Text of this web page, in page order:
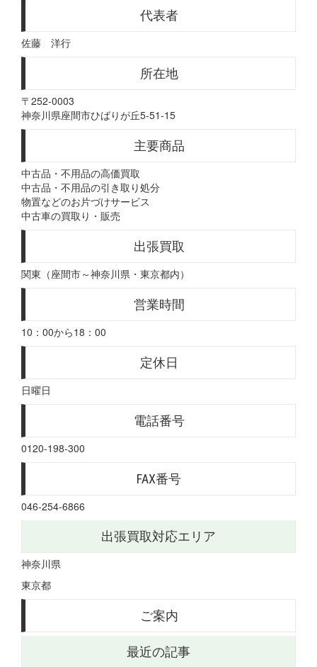
代表者
佐藤 洋行
所在地
〒252-0003
神奈川県座間市ひばりが丘5-51-15
主要商品
中古品・不用品の高価買取
中古品・不用品の引き取り処分
物置などのお片づけサービス
中古車の買取り・販売
出張買取
関東（座間市～神奈川県・東京都内）
営業時間
10：00から18：00
定休日
日曜日
電話番号
0120-198-300
FAX番号
046-254-6866
出張買取対応エリア
神奈川県
東京都
ご案内
最近の記事